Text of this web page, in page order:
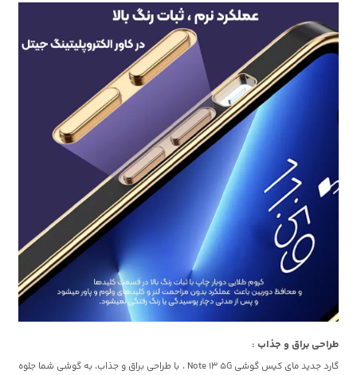
طراحی براق و جذاب :
گارد جدید مای کیس گوشی Note 13 5G ، با طراحی براق و جذاب، به گوشی شما جلوه